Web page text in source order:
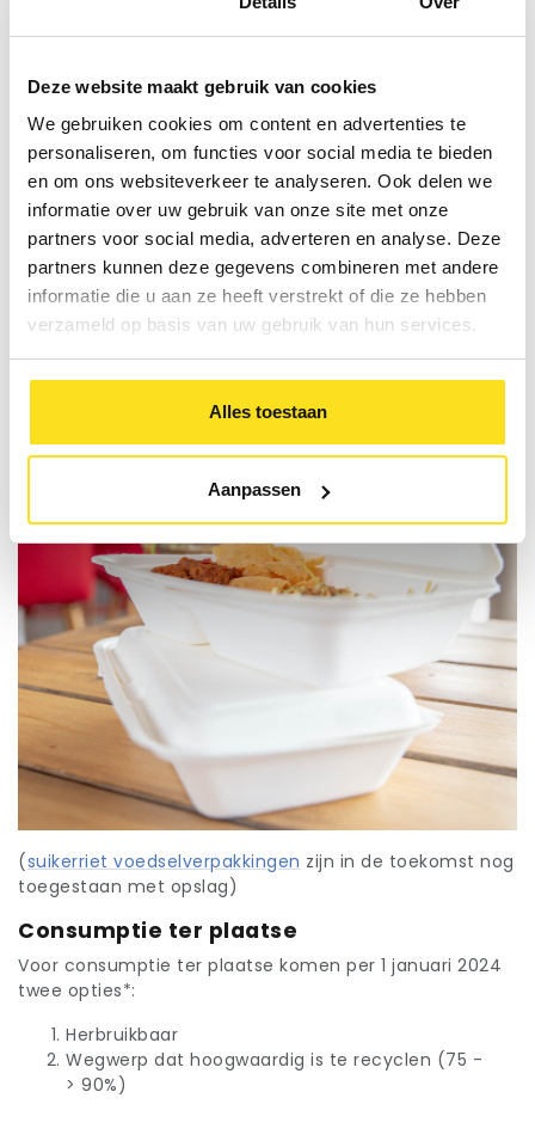
Deze website maakt gebruik van cookies
We gebruiken cookies om content en advertenties te
personaliseren, om functies voor social media te bieden
en om ons websiteverkeer te analyseren. Ook delen we
informatie over uw gebruik van onze site met onze
partners voor social media, adverteren en analyse. Deze
partners kunnen deze gegevens combineren met andere
informatie die u aan ze heeft verstrekt of die ze hebben
verzameld op basis van uw gebruik van hun services.
Alles toestaan
Aanpassen
€ 0,05 voor voorverpakte groente, fruit en noten
en portieverpakkingen
Wegwerp met opslag moet gecombineerd worden met
het aanbieden van een herbruikbaar alternatief of
‘bring your own’. Voor een koffiezaak zal het wellicht
gemakkelijker zijn om ‘bring your own’ in te voeren, voor
een maaltijdbezorger past een retoursysteem beter.
Per situatie zoeken we met je uit wat de optimale
oplossing is, rekening houdend met de milieubelasting,
praktische toepasbaarheid en kosten.
(suikerriet voedselverpakkingen zijn in de toekomst nog
toegestaan met opslag)
Consumptie ter plaatse
Voor consumptie ter plaatse komen per 1 januari 2024
twee opties*:
Herbruikbaar
Wegwerp dat hoogwaardig is te recyclen (75 -
> 90%)